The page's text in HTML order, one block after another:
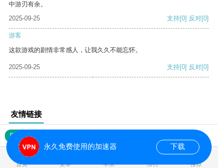
中游刃有余。
2025-09-25
支持[0] 反对[0]
游客
这款游戏的剧情非常感人，让我久久不能忘怀。
2025-09-25 支持[0] 反对[0]
友情链接
网站地图
首页 安卓 苹果 排行 推荐
永久免费使用的加速器 下载
0.018789s